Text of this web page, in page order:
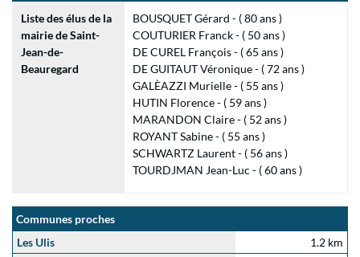
Liste des élus de la
mairie de Saint-
Jean-de-
Beauregard
BOUSQUET Gérard - ( 80 ans )
COUTURIER Franck - ( 50 ans )
DE CUREL François - ( 65 ans )
DE GUITAUT Véronique - ( 72 ans )
GALÈAZZI Murielle - ( 55 ans )
HUTIN Florence - ( 59 ans )
MARANDON Claire - ( 52 ans )
ROYANT Sabine - ( 55 ans )
SCHWARTZ Laurent - ( 56 ans )
TOURDJMAN Jean-Luc - ( 60 ans )
Communes proches
Les Ulis
1.2 km